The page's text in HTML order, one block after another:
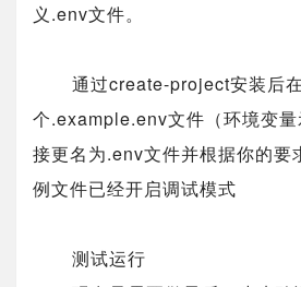
义.env文件。
通过create-project安装后
个.example.env文件（环境变
接更名为.env文件并根据你的要
例文件已经开启调试模式
测试运行